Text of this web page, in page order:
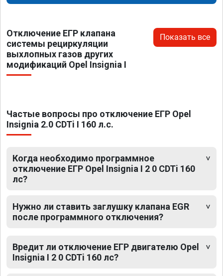
Отключение ЕГР клапана
системы рециркуляции
выхлопных газов других
модификаций Opel Insignia I
Показать все
Частые вопросы про отключение ЕГР Opel
Insignia 2.0 CDTi I 160 л.с.
Когда необходимо программное
отключение ЕГР Opel Insignia I 2 0 CDTi 160
лс?
Нужно ли ставить заглушку клапана EGR
после программного отключения?
Вредит ли отключение ЕГР двигателю Opel
Insignia I 2 0 CDTi 160 лс?